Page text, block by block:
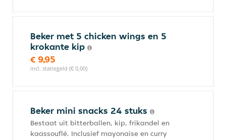
Beker met 5 chicken wings en 5
krokante kip
€ 9,95
incl. statiegeld (€ 0,00)
Beker mini snacks 24 stuks
Bestaat uit bitterballen, kip, frikandel en
kaassouflé. Inclusief mayonaise en curry